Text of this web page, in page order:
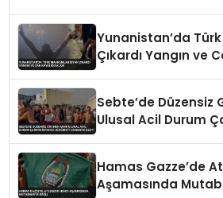
Yunanistan’da
Çıkardı Yangın ve
Sebte’de Düzensiz
Ulusal Acil Durum
Hamas Gazze’de
Aşamasında